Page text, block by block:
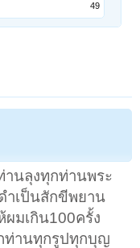
49
นลุงทุกท่านพระ
ำเป็นสักขีพยาน
มเกิน100ครั้ง
ท่านทุกรูปทุกบุญ